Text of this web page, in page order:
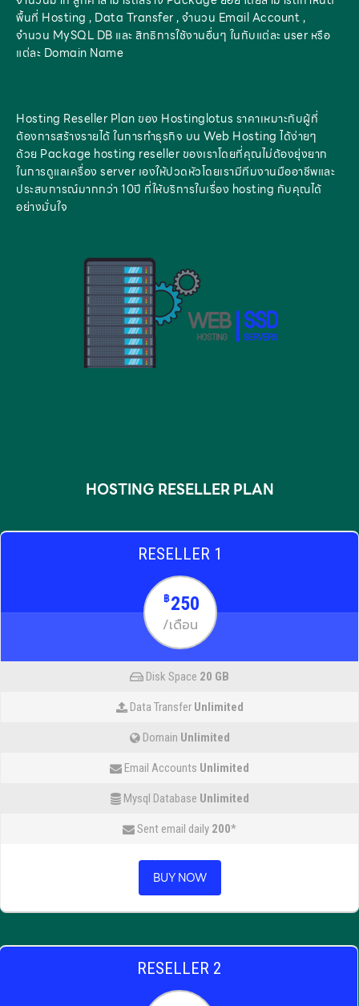
พื้นที่ Hosting , Data Transfer , จำนวน Email Account ,
จำนวน MySQL DB และ สิทธิการใช้งานอื่นๆ ในกับแต่ละ user หรือ
แต่ละ Domain Name
Hosting Reseller Plan ของ Hostinglotus ราคาเหมาะกับผู้ที่
ต้องการสร้างรายได้ ในการทำธุรกิจ บน Web Hosting ได้ง่ายๆ
ด้วย Package hosting reseller ของเราโดยที่คุณไม่ต้องยุ่งยาก
ในการดูแลเครื่อง server เองให้ปวดหัวโดยเรามีทีมงานมืออาชีพและ
ประสบการณ์มากกว่า 10ปี ที่ให้บริการในเรื่อง hosting กับคุณได้
อย่างมั่นใจ
HOSTING RESELLER PLAN
RESELLER 1
฿ 250
/เดือน
Disk Space 20 GB
Data Transfer Unlimited
Domain Unlimited
Email Accounts Unlimited
Mysql Database Unlimited
Sent email daily 200*
BUY NOW
RESELLER 2